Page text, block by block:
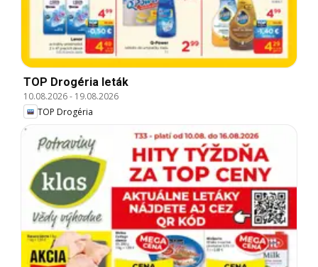
TOP Drogéria leták
10.08.2026- 19.08.2026
TOP Drogéria